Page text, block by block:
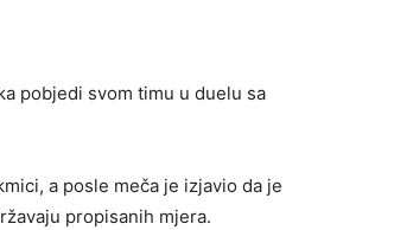
pobjedi svom timu u duelu sa
a posle meča je izjavio da je
propisanih mjera.